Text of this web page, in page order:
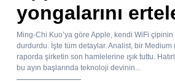
yongalarını
Ming-Chi Kuo’ya göre Apple, kendi WiFi
durdurdu. İşte tüm detaylar. Analist, bir Medium
raporda şirketin son hamlelerine ışık tuttu.
bu ayın başlarında teknoloji devinin...